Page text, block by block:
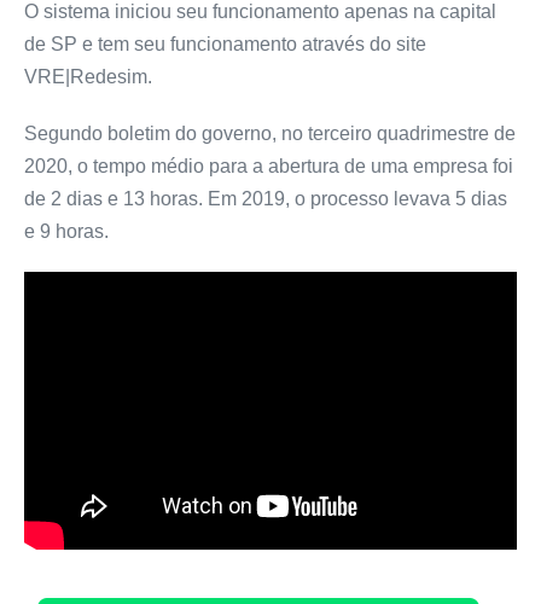
O sistema iniciou seu funcionamento apenas na capital
de SP e tem seu funcionamento através do site
VRE|Redesim.
Segundo boletim do governo, no terceiro quadrimestre de
2020, o tempo médio para a abertura de uma empresa foi
de 2 dias e 13 horas. Em 2019, o processo levava 5 dias
e 9 horas.